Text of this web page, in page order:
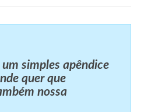
simples apêndice
quer que
nossa